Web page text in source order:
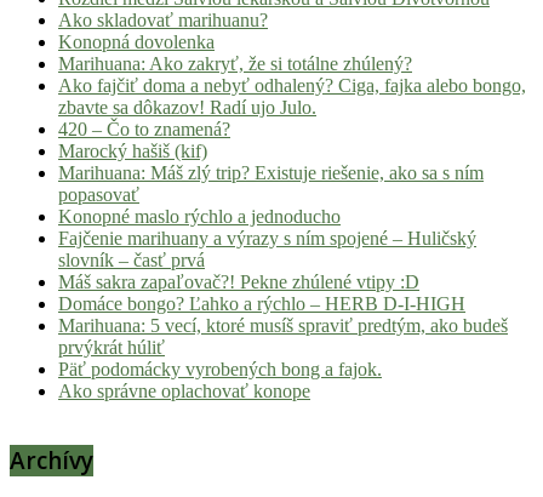
Ako skladovať marihuanu?
Konopná dovolenka
Marihuana: Ako zakryť, že si totálne zhúlený?
Ako fajčiť doma a nebyť odhalený? Ciga, fajka alebo bongo,
zbavte sa dôkazov! Radí ujo Julo.
420 – Čo to znamená?
Marocký hašiš (kif)
Marihuana: Máš zlý trip? Existuje riešenie, ako sa s ním
popasovať
Konopné maslo rýchlo a jednoducho
Fajčenie marihuany a výrazy s ním spojené – Huličský
slovník – časť prvá
Máš sakra zapaľovač?! Pekne zhúlené vtipy :D
Domáce bongo? Ľahko a rýchlo – HERB D-I-HIGH
Marihuana: 5 vecí, ktoré musíš spraviť predtým, ako budeš
prvýkrát húliť
Päť podomácky vyrobených bong a fajok.
Ako správne oplachovať konope
Archívy